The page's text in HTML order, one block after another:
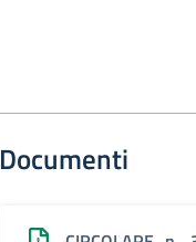
Documenti